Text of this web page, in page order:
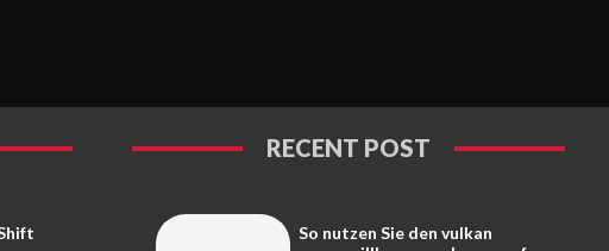
RECENT POST
So nutzen Sie den vulkan